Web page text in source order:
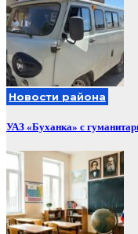
Новости района
УАЗ «Буханка» с